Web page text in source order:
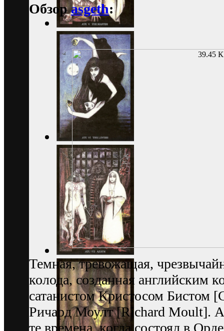
Обзор asgeth:
Темная, тревожащая,
колода, созданная английским
сатанистом Кристосом Бистом
Ричард Моулт [Richard Moult].
те времена, когда состоял в